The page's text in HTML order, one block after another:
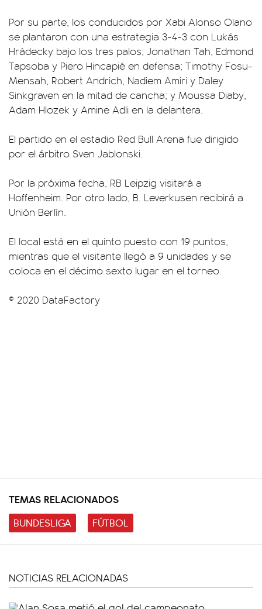
Por su parte, los conducidos por Xabi Alonso Olano
se plantaron con una estrategia 3-4-3 con Lukás
Hrádecky bajo los tres palos; Jonathan Tah, Edmond
Tapsoba y Piero Hincapié en defensa; Timothy Fosu-
Mensah, Robert Andrich, Nadiem Amiri y Daley
Sinkgraven en la mitad de cancha; y Moussa Diaby,
Adam Hlozek y Amine Adli en la delantera.
El partido en el estadio Red Bull Arena fue dirigido
por el árbitro Sven Jablonski.
Por la próxima fecha, RB Leipzig visitará a
Hoffenheim. Por otro lado, B. Leverkusen recibirá a
Unión Berlín.
El local está en el quinto puesto con 19 puntos,
mientras que el visitante llegó a 9 unidades y se
coloca en el décimo sexto lugar en el torneo.
© 2020 DataFactory
TEMAS RELACIONADOS
BUNDESLIGA
FÚTBOL
NOTICIAS RELACIONADAS